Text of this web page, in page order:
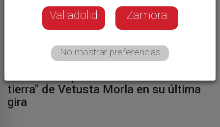
tierra" de Vetusta Morla en su última
gira
Valladolid Zamora
No mostrar preferencias